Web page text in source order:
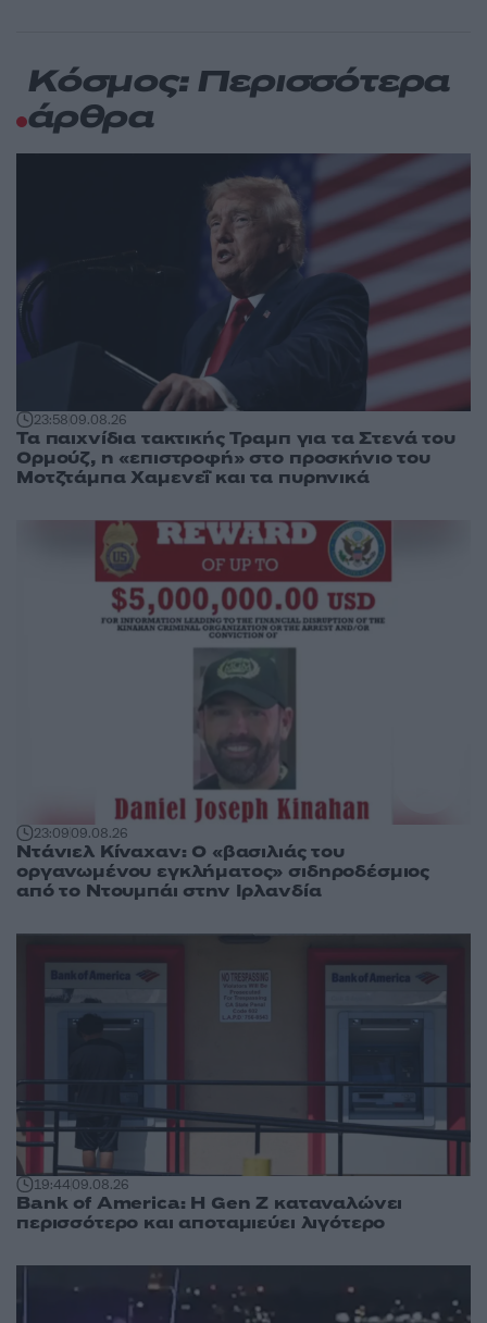
Κόσμος: Περισσότερα
άρθρα
23:5809.08.26
Τα παιχνίδια τακτικής Τραμπ για τα Στενά του
Ορμούζ, η «επιστροφή» στο προσκήνιο του
Μοτζτάμπα Χαμενεΐ και τα πυρηνικά
23:0909.08.26
Ντάνιελ Κίναχαν: Ο «βασιλιάς του
οργανωμένου εγκλήματος» σιδηροδέσμιος
από το Ντουμπάι στην Ιρλανδία
19:4409.08.26
Bank of America: Η Gen Z καταναλώνει
περισσότερο και αποταμιεύει λιγότερο